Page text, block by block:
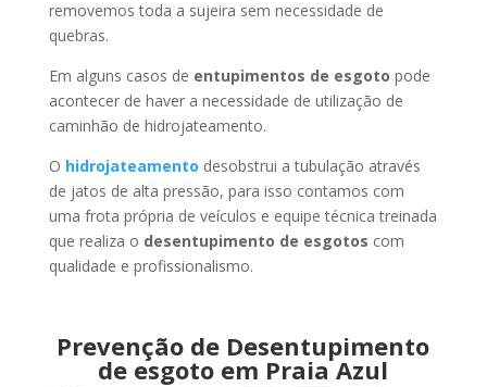
removemos toda a sujeira sem necessidade de
quebras.
Em alguns casos de entupimentos de esgoto pode
acontecer de haver a necessidade de utilização de
caminhão de hidrojateamento.
O hidrojateamento desobstrui a tubulação através
de jatos de alta pressão, para isso contamos com
uma frota própria de veículos e equipe técnica treinada
que realiza o desentupimento de esgotos com
qualidade e profissionalismo.
Prevenção de Desentupimento
de esgoto em Praia Azul